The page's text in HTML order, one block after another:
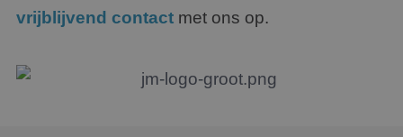
vrijblijvend contact met ons op.